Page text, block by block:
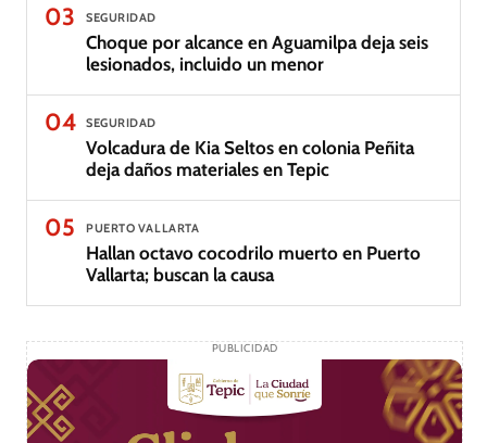
03 SEGURIDAD
Choque por alcance en Aguamilpa deja seis
lesionados, incluido un menor
04 SEGURIDAD
Volcadura de Kia Seltos en colonia Peñita
deja daños materiales en Tepic
05 PUERTO VALLARTA
Hallan octavo cocodrilo muerto en Puerto
Vallarta; buscan la causa
PUBLICIDAD